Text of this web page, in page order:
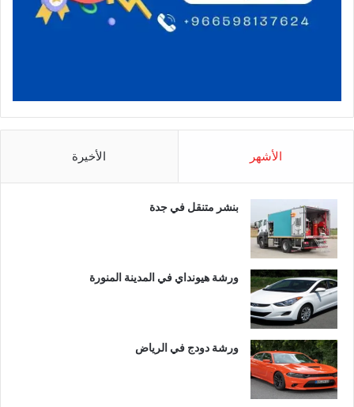
الأشهر الأخيرة
بنشر متنقل في جدة
ورشة هيونداي في المدينة المنورة
ورشة دودج في الرياض